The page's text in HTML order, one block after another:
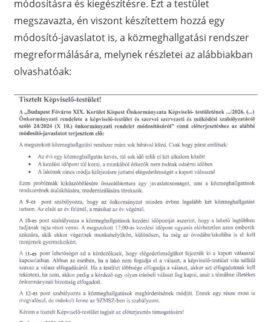
módosításra és kiegészítésre. Ezt a testület
megszavazta, én viszont készítettem hozzá egy
módosító-javaslatot is, a közmeghallgatási rendszer
megreformálására, melynek részletei az alábbiakban
olvashatóak: